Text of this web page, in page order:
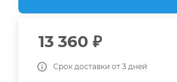
13 360 ₽
Срок доставки от 3 дней